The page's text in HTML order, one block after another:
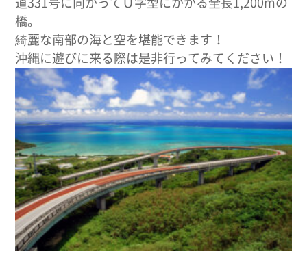
道331号に向かってＵ字型にかかる全長1,200mの
橋。
綺麗な南部の海と空を堪能できます！
沖縄に遊びに来る際は是非行ってみてください！